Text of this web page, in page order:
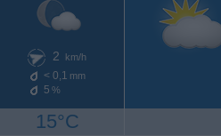
2 km/h
< 0,1 mm
5 %
15°C